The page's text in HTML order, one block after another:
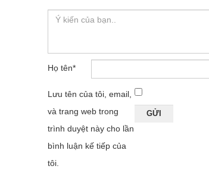
Họ tên*
Lưu tên của tôi, email,
và trang web trong
trình duyệt này cho lần
bình luận kế tiếp của
tôi.